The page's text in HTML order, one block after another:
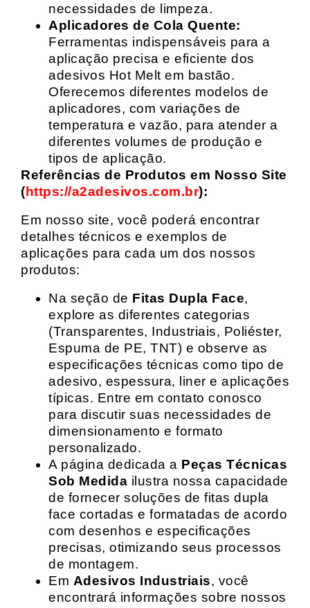
necessidades de limpeza.
Aplicadores de Cola Quente:
Ferramentas indispensáveis para a
aplicação precisa e eficiente dos
adesivos Hot Melt em bastão.
Oferecemos diferentes modelos de
aplicadores, com variações de
temperatura e vazão, para atender a
diferentes volumes de produção e
tipos de aplicação.
Referências de Produtos em Nosso Site
(https://a2adesivos.com.br):
Em nosso site, você poderá encontrar
detalhes técnicos e exemplos de
aplicações para cada um dos nossos
produtos:
Na seção de Fitas Dupla Face,
explore as diferentes categorias
(Transparentes, Industriais, Poliéster,
Espuma de PE, TNT) e observe as
especificações técnicas como tipo de
adesivo, espessura, liner e aplicações
típicas. Entre em contato conosco
para discutir suas necessidades de
dimensionamento e formato
personalizado.
A página dedicada a Peças Técnicas
Sob Medida ilustra nossa capacidade
de fornecer soluções de fitas dupla
face cortadas e formatadas de acordo
com desenhos e especificações
precisas, otimizando seus processos
de montagem.
Em Adesivos Industriais, você
encontrará informações sobre nossos